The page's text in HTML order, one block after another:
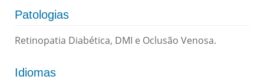
Patologias
Retinopatia Diabética, DMI e Oclusão Venosa.
Idiomas